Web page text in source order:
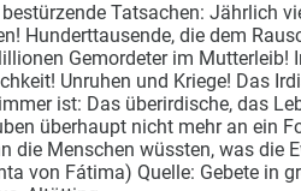
Tatsachen: Jährlich
Hunderttausende, die dem
Gemordeter im Mutterleib!
Unruhen und Kriege! Das
ist: Das überirdische, das
überhaupt nicht mehr an ein
die Menschen wüssten, was die
von Fátima) Quelle: Gebete in